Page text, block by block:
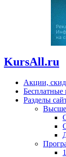
KursAll.ru
Акции,
Бесплатные
Разделы